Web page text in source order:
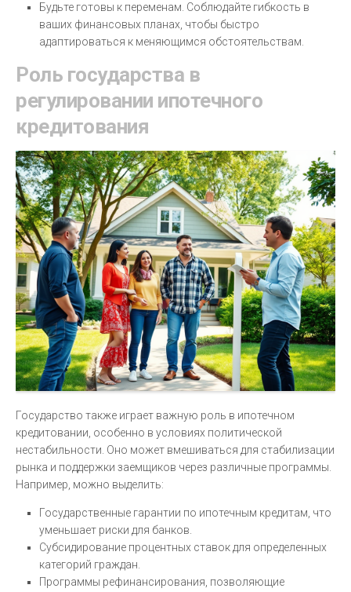
Будьте готовы к переменам. Соблюдайте гибкость в
ваших финансовых планах, чтобы быстро
адаптироваться к меняющимся обстоятельствам.
Роль государства в
регулировании ипотечного
кредитования
Государство также играет важную роль в ипотечном
кредитовании, особенно в условиях политической
нестабильности. Оно может вмешиваться для стабилизации
рынка и поддержки заемщиков через различные программы.
Например, можно выделить:
Государственные гарантии по ипотечным кредитам, что
уменьшает риски для банков.
Субсидирование процентных ставок для определенных
категорий граждан.
Программы рефинансирования, позволяющие